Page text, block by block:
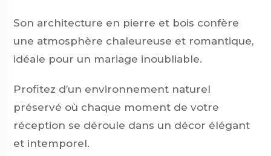
Son architecture en pierre et bois confère
une atmosphère chaleureuse et romantique,
idéale pour un mariage inoubliable.
Profitez d’un environnement naturel
préservé où chaque moment de votre
réception se déroule dans un décor élégant
et intemporel.